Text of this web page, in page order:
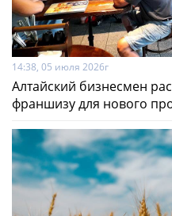
14:38, 05 июля 2026г
Алтайский бизнесмен
франшизу для нового